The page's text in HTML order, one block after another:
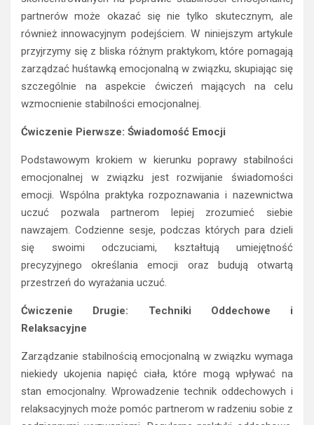
partnerów może okazać się nie tylko skutecznym, ale
również innowacyjnym podejściem. W niniejszym artykule
przyjrzymy się z bliska różnym praktykom, które pomagają
zarządzać huśtawką emocjonalną w związku, skupiając się
szczególnie na aspekcie ćwiczeń mających na celu
wzmocnienie stabilności emocjonalnej.
Ćwiczenie Pierwsze: Świadomość Emocji
Podstawowym krokiem w kierunku poprawy stabilności
emocjonalnej w związku jest rozwijanie świadomości
emocji. Wspólna praktyka rozpoznawania i nazewnictwa
uczuć pozwala partnerom lepiej zrozumieć siebie
nawzajem. Codzienne sesje, podczas których para dzieli
się swoimi odczuciami, kształtują umiejętność
precyzyjnego określania emocji oraz budują otwartą
przestrzeń do wyrażania uczuć.
Ćwiczenie Drugie: Techniki Oddechowe i
Relaksacyjne
Zarządzanie stabilnością emocjonalną w związku wymaga
niekiedy ukojenia napięć ciała, które mogą wpływać na
stan emocjonalny. Wprowadzenie technik oddechowych i
relaksacyjnych może pomóc partnerom w radzeniu sobie z